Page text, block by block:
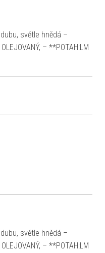
Kč.
50 473 Kč.
dubu, světle hnědá –
– **POTAH:LM
dubu, světle hnědá –
– **POTAH:LM